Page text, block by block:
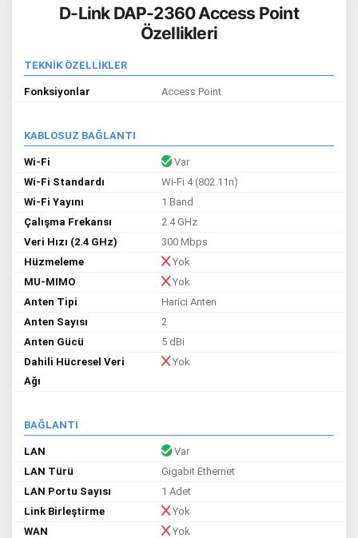
D-Link DAP-2360 Access Point
Özellikleri
TEKNİK ÖZELLİKLER
Fonksiyonlar Access Point
KABLOSUZ BAĞLANTI
Wi-Fi
Var
Wi-Fi Standardı
Wi-Fi 4 (802.11n)
Wi-Fi Yayını
1 Band
Çalışma Frekansı
2.4 GHz
Veri Hızı (2.4 GHz)
300 Mbps
Hüzmeleme
Yok
MU-MIMO
Yok
Anten Tipi
Harici Anten
Anten Sayısı
2
Anten Gücü
5 dBi
Dahili Hücresel Veri
Ağı
Yok
BAĞLANTI
LAN
Var
LAN Türü
Gigabit Ethernet
LAN Portu Sayısı
1 Adet
Link Birleştirme
Yok
WAN
Yok